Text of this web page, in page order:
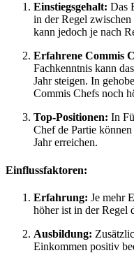
Einstiegsgehalt: Das
in der Regel
kann jedoch je nach
Erfahrene Commis
Fachkenntnis kann
Jahr steigen. In
Commis Chefs noch
Top-Positionen: In
Chef de Partie
Jahr erreichen.
Einflussfaktoren:
Erfahrung: Je mehr
höher ist in der Regel
Ausbildung:
Einkommen positiv